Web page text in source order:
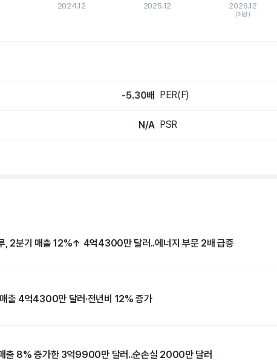
2024.12 2025.12 2026.12
(예상)
-5.30배 PER(F)
N/A PSR
, 2분기 매출 12%↑ 4억4300만 달러..에너지 부문 2배 급증
출 4억4300만 달러·전년비 12% 증가
출 8% 증가한 3억9900만 달러..순손실 2000만 달러